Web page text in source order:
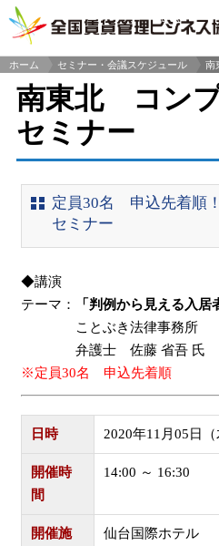
ホーム
セミナー・会議スケジュール
>
南
南東北 コン
セミナー
定員30名 申込先着順
セミナー
◆講演
テーマ：
「判例から見える入居
ことぶき法律事務所
弁護士 佐藤 省吾 氏
※定員30名 申込先着順
日時 2020年11月05日（
開催時
間
14:00 ～ 16:30
開催施
仙台国際ホテル